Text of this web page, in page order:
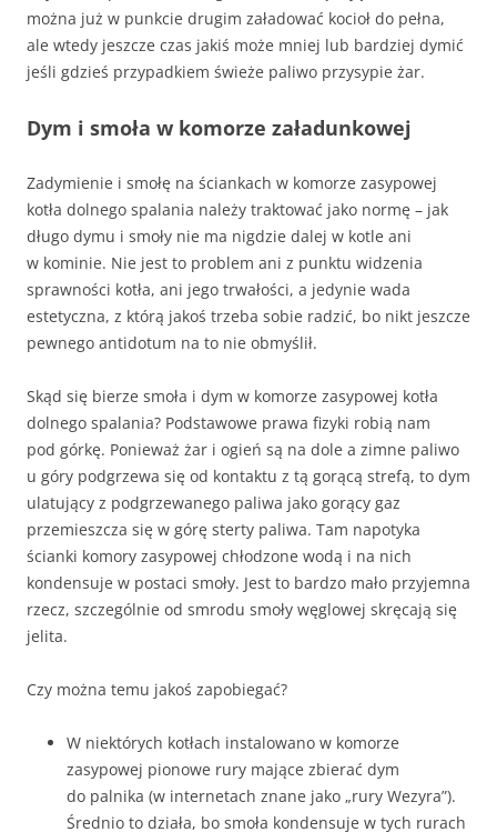
można już w punkcie drugim załadować kocioł do pełna,
ale wtedy jeszcze czas jakiś może mniej lub bardziej dymić
jeśli gdzieś przypadkiem świeże paliwo przysypie żar.
Dym i smoła w komorze załadunkowej
Zadymienie i smołę na ściankach w komorze zasypowej
kotła dolnego spalania należy traktować jako normę – jak
długo dymu i smoły nie ma nigdzie dalej w kotle ani
w kominie. Nie jest to problem ani z punktu widzenia
sprawności kotła, ani jego trwałości, a jedynie wada
estetyczna, z którą jakoś trzeba sobie radzić, bo nikt jeszcze
pewnego antidotum na to nie obmyślił.
Skąd się bierze smoła i dym w komorze zasypowej kotła
dolnego spalania? Podstawowe prawa fizyki robią nam
pod górkę. Ponieważ żar i ogień są na dole a zimne paliwo
u góry podgrzewa się od kontaktu z tą gorącą strefą, to dym
ulatujący z podgrzewanego paliwa jako gorący gaz
przemieszcza się w górę sterty paliwa. Tam napotyka
ścianki komory zasypowej chłodzone wodą i na nich
kondensuje w postaci smoły. Jest to bardzo mało przyjemna
rzecz, szczególnie od smrodu smoły węglowej skręcają się
jelita.
Czy można temu jakoś zapobiegać?
W niektórych kotłach instalowano w komorze
zasypowej pionowe rury mające zbierać dym
do palnika (w internetach znane jako „rury Wezyra”).
Średnio to działa, bo smoła kondensuje w tych rurach